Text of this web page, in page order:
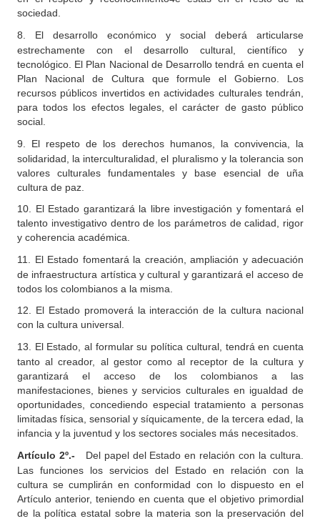
sociedad.
8.
El desarrollo económico y social deberá articularse
estrechamente con el desarrollo cultural, científico y
tecnológico. El Plan Nacional de Desarrollo tendrá en cuenta el
Plan Nacional de Cultura que formule el Gobierno. Los
recursos públicos invertidos en actividades culturales tendrán,
para todos los efectos legales, el carácter de gasto público
social.
9.
El respeto de los derechos humanos, la convivencia, la
solidaridad, la interculturalidad, el pluralismo y la tolerancia son
valores culturales fundamentales y base esencial de uña
cultura de paz.
10. El Estado garantizará la libre investigación y fomentará el
talento investigativo dentro de los parámetros de calidad, rigor
y coherencia académica.
11.
El Estado fomentará la creación, ampliación y adecuación
de infraestructura artística y cultural y garantizará el acceso de
todos los colombianos a la misma.
12. El Estado promoverá la interacción de la cultura nacional
con la cultura universal.
13.
El Estado, al formular su política cultural, tendrá en cuenta
tanto al creador, al gestor como al receptor de la cultura y
garantizará el acceso de los colombianos a las
manifestaciones, bienes y servicios culturales en igualdad de
oportunidades, concediendo especial tratamiento a personas
limitadas física, sensorial y síquicamente, de la tercera edad, la
infancia y la juventud y los sectores sociales más necesitados.
Artículo 2º.-
Del papel del Estado en relación con la cultura.
Las funciones los servicios del Estado en relación con la
cultura se cumplirán en conformidad con lo dispuesto en el
Artículo anterior, teniendo en cuenta que el objetivo primordial
de la política estatal sobre la materia son la preservación del